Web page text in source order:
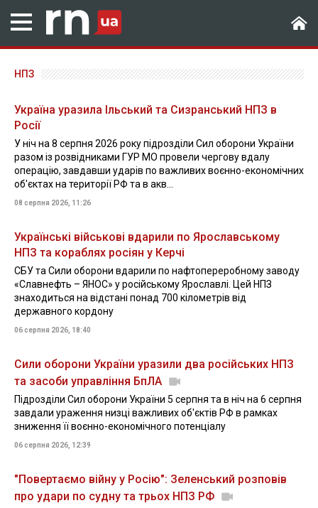
НПЗ
Україна уразила Ільський та Сизранський НПЗ в
Росії
У ніч на 8 серпня 2026 року підрозділи Сил оборони України
разом із розвідниками ГУР МО провели чергову вдалу
операцію, завдавши ударів по важливих воєнно-економічних
об'єктах на території РФ та в акв...
08 серпня 2026, 11:26
Українські військові вдарили по Ярославському
НПЗ та кораблях росіян у Керчі
СБУ та Сили оборони вдарили по нафтопереробному заводу
«Славнефть – ЯНОС» у російському Ярославлі. Цей НПЗ
знаходиться на відстані понад 700 кілометрів від
державного кордону
06 серпня 2026, 18:40
Сили оборони України уразили два російських НПЗ
та засоби управління БпЛА
Підрозділи Сил оборони України 5 серпня та в ніч на 6 серпня
завдали ураження низці важливих об'єктів РФ в рамках
зниження її воєнно-економічного потенціалу
06 серпня 2026, 12:39
"Повертаємо війну у Росію": Зеленський розповів
про удари по судну та трьох НПЗ РФ